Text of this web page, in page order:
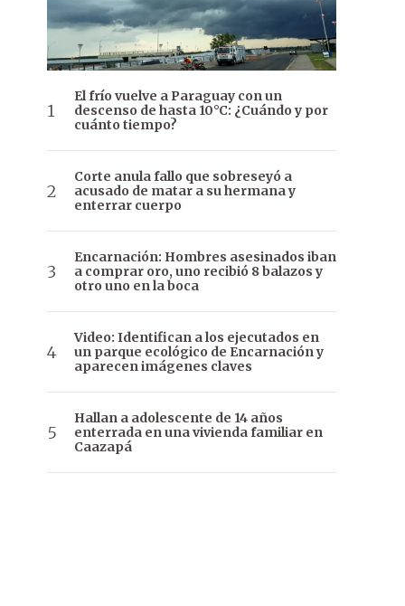
El frío vuelve a Paraguay con un
descenso de hasta 10°C: ¿Cuándo y por
cuánto tiempo?
Corte anula fallo que sobreseyó a
acusado de matar a su hermana y
enterrar cuerpo
Encarnación: Hombres asesinados iban
a comprar oro, uno recibió 8 balazos y
otro uno en la boca
Video: Identifican a los ejecutados en
un parque ecológico de Encarnación y
aparecen imágenes claves
Hallan a adolescente de 14 años
enterrada en una vivienda familiar en
Caazapá